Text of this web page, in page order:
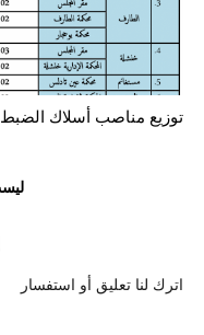
توزيع مناصب أسلاك الضبط
اترك لنا تعليق أو استفسار